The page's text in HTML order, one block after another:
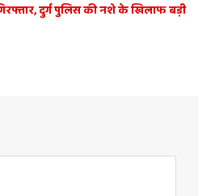
दुर्ग पुलिस की नशे के खिलाफ बड़ी